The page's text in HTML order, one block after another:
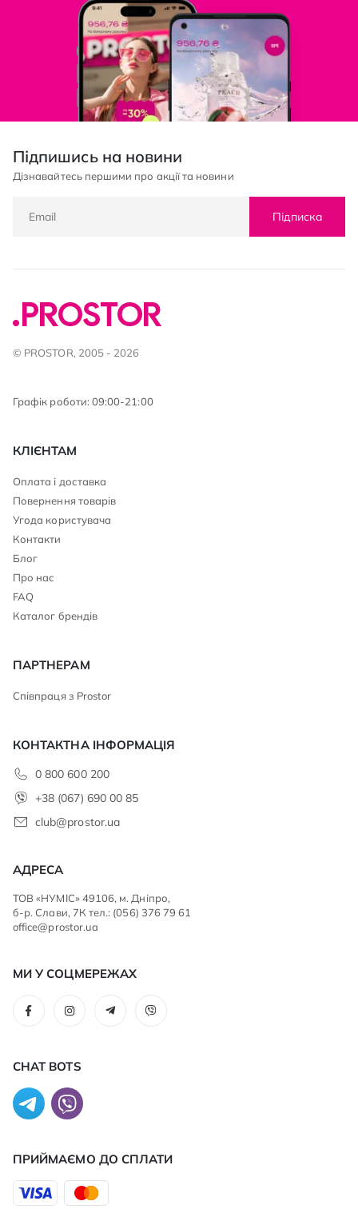
Підпишись на новини
Дізнавайтесь першими про акції та новини
Підписка
© PROSTOR, 2005 - 2026
Графік роботи: 09:00-21:00
КЛІЄНТАМ
Оплата і доставка
Повернення товарів
Угода користувача
Контакти
Блог
Про нас
FAQ
Каталог брендів
ПАРТНЕРАМ
Співпраця з Prostor
КОНТАКТНА ІНФОРМАЦІЯ
0 800 600 200
+38 (067) 690 00 85
club@prostor.ua
АДРЕСА
ТОВ «НУМІС» 49106, м. Дніпро,
б-р. Слави, 7К тел.: (056) 376 79 61
office@prostor.ua
МИ У СОЦМЕРЕЖАХ
CHAT BOTS
ПРИЙМАЄМО ДО CПЛАТИ